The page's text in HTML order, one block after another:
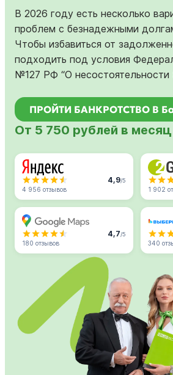
В 2026 году есть несколько
проблем с безнадежными
Чтобы избавиться от
подходить под условия
№127 РФ “О несостоятельности
ПРОЙТИ БАНКРОТСТВО В
От 5 750 рублей в месяц
4,9/5
4 956 отзывов 1 902
4,7/5
180 отзывов 340